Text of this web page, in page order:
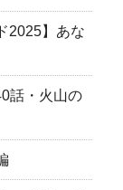
2025】あな
話・火山の